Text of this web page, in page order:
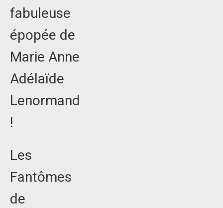
fabuleuse
épopée de
Marie Anne
Adélaïde
Lenormand
!
Les
Fantômes
de